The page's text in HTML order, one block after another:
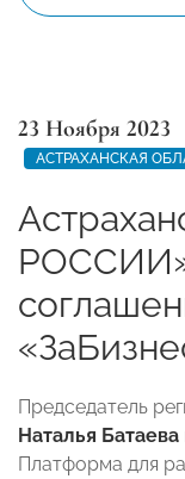
23 Ноября 2023
АСТРАХАНСКАЯ
Председатель
Наталья Батаева
Платформа для